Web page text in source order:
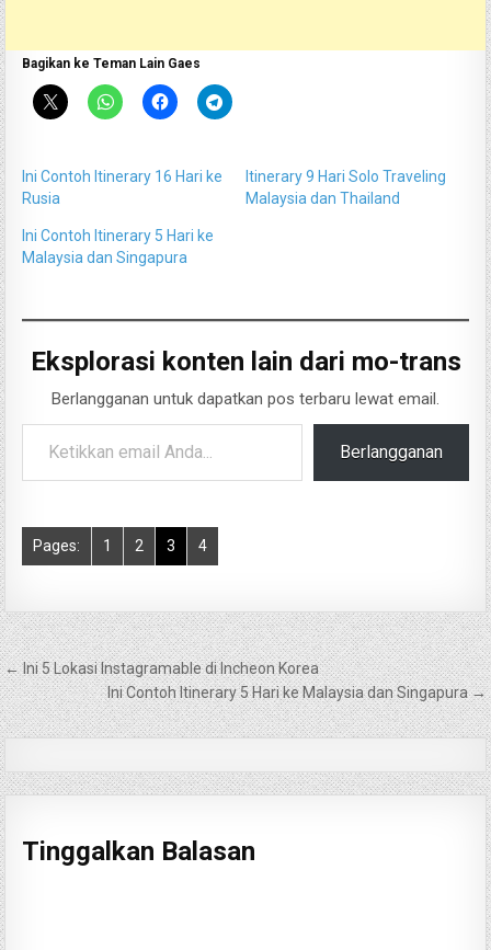
Bagikan ke Teman Lain Gaes
Ini Contoh Itinerary 16 Hari ke
Rusia
Itinerary 9 Hari Solo Traveling
Malaysia dan Thailand
Ini Contoh Itinerary 5 Hari ke
Malaysia dan Singapura
Eksplorasi konten lain dari mo-trans
Berlangganan untuk dapatkan pos terbaru lewat email.
Ketikkan email Anda...
Berlangganan
Pages: 1 2 3 4
Navigasi
pos
← Ini 5 Lokasi Instagramable di Incheon Korea
Ini Contoh Itinerary 5 Hari ke Malaysia dan Singapura →
Tinggalkan Balasan